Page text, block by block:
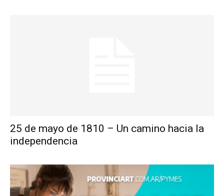
25 de mayo de 1810 – Un camino hacia la
independencia